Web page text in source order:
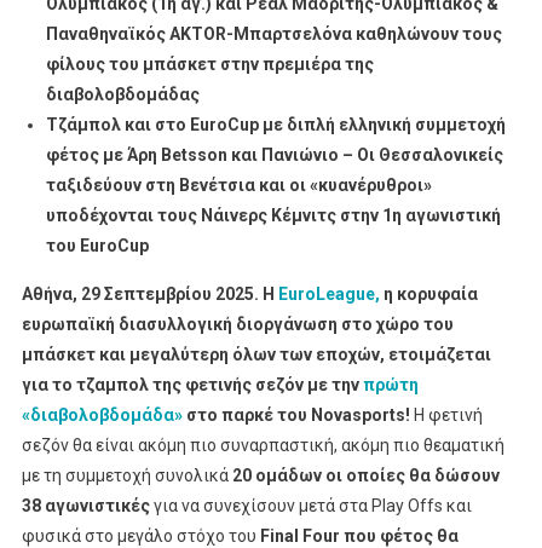
Τζάμπολ
Με
«διαβολοβδομάδα»
Στο
Παρκε
Του
Novasports
Παναθηναϊκός AKTOR-Μπαρτσελόνα καθηλώνουν τους
φίλους του μπάσκετ στην πρεμιέρα της
διαβολοβδομάδας
Τζάμπολ και στο EuroCupμε διπλή ελληνική συμμετοχή
φέτος με Άρη Betsson και Πανιώνιο – Οι Θεσσαλονικείς
ταξιδεύουν στη Βενέτσια και οι «κυανέρυθροι»
υποδέχονται τους Νάινερς Κέμνιτς στην 1η αγωνιστική
του EuroCup
Αθήνα, 29 Σεπτεμβρίου 2025. Η EuroLeague, η κορυφαία
ευρωπαϊκή διασυλλογική διοργάνωση στο χώρο του
μπάσκετ και μεγαλύτερη όλων των εποχών, ετοιμάζεται
για το τζαμπολ της φετινής σεζόν με τηνπρώτη
«διαβολοβδομάδα»στο παρκέ του Novasports! Η φετινή
σεζόν θα είναι ακόμη πιο συναρπαστική, ακόμη πιο θεαματική
με τη συμμετοχή συνολικά 20 ομάδων οι οποίες θα δώσουν
38 αγωνιστικέςγια να συνεχίσουν μετά στα Play Offs και
φυσικά στο μεγάλο στόχο του Final Four που φέτος θα